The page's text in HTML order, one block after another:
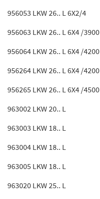
956053 LKW 26.. L 6X2/4
956063 LKW 26.. L 6X4 /3900
956064 LKW 26.. L 6X4 /4200
956264 LKW 26.. L 6X4 /4200
956265 LKW 26.. L 6X4 /4500
963002 LKW 20.. L
963003 LKW 18.. L
963004 LKW 18.. L
963005 LKW 18.. L
963020 LKW 25.. L